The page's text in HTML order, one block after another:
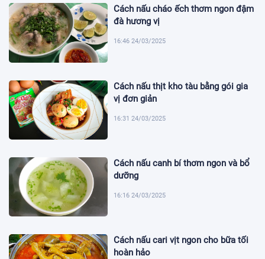
Cách nấu cháo ếch thơm ngon đậm
đà hương vị
16:46 24/03/2025
Cách nấu thịt kho tàu bằng gói gia
vị đơn giản
16:31 24/03/2025
Cách nấu canh bí thơm ngon và bổ
dưỡng
16:16 24/03/2025
Cách nấu cari vịt ngon cho bữa tối
hoàn hảo